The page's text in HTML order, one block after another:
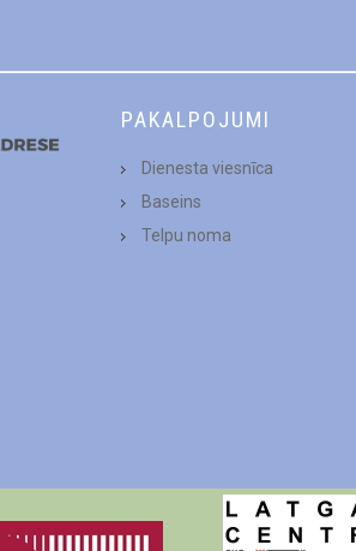
PAKALPOJUMI
Dienesta viesnīca
Baseins
Telpu noma